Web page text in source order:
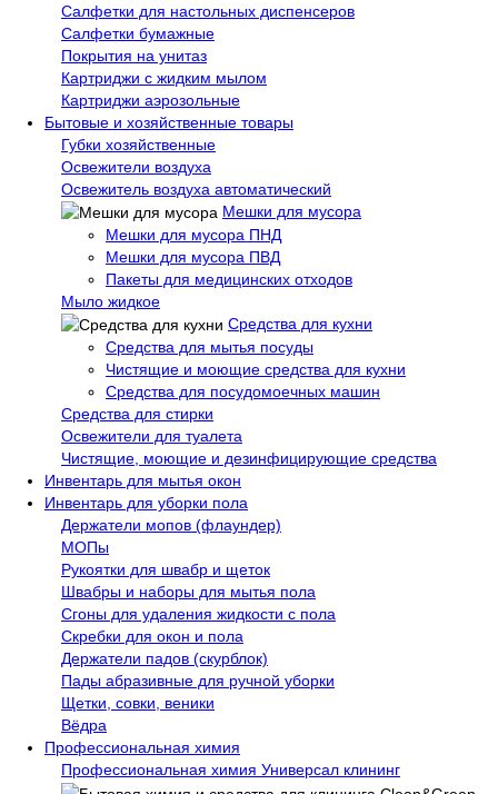
Салфетки для настольных диспенсеров
Салфетки бумажные
Покрытия на унитаз
Картриджи с жидким мылом
Картриджи аэрозольные
Бытовые и хозяйственные товары
Губки хозяйственные
Освежители воздуха
Освежитель воздуха автоматический
Мешки для мусора
Мешки для мусора ПНД
Мешки для мусора ПВД
Пакеты для медицинских отходов
Мыло жидкое
Средства для кухни
Средства для мытья посуды
Чистящие и моющие средства для кухни
Средства для посудомоечных машин
Средства для стирки
Освежители для туалета
Чистящие, моющие и дезинфицирующие средства
Инвентарь для мытья окон
Инвентарь для уборки пола
Держатели мопов (флаундер)
МОПы
Рукоятки для швабр и щеток
Швабры и наборы для мытья пола
Сгоны для удаления жидкости с пола
Скребки для окон и пола
Держатели падов (скурблок)
Пады абразивные для ручной уборки
Щетки, совки, веники
Вёдра
Профессиональная химия
Профессиональная химия Универсал клининг